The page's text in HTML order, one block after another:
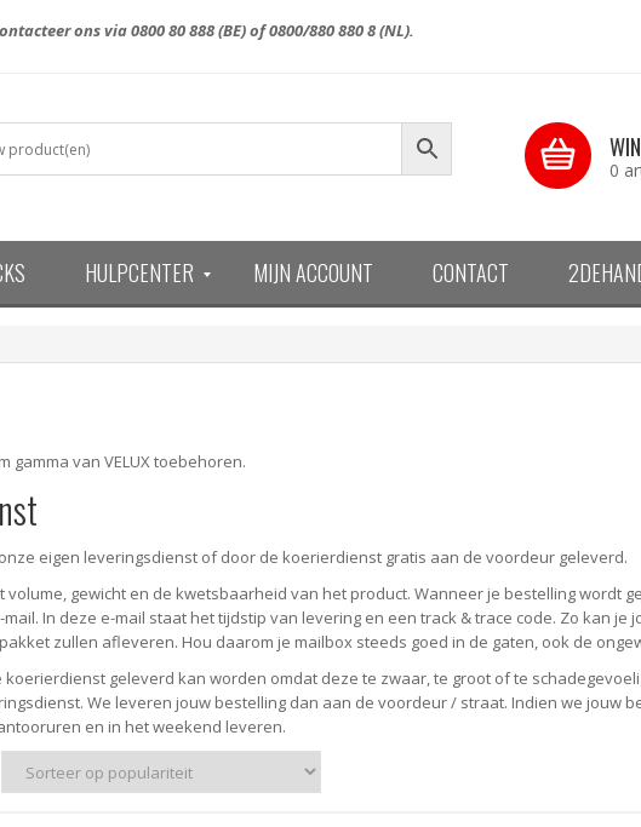
ons via0800 80 888(BE) of0800/880 880 8(NL).
0
HULPCENTER MIJN ACCOUNT CONTACT
van VELUX toebehoren.
eigen leveringsdienst of door de koerierdienst gratis aan de voordeur geleverd.
volume, gewicht en de kwetsbaarheid van het product. Wanneer je bestelling wordt
In deze e-mail staat het tijdstip van levering en een track & trace code. Zo kan je
zullen afleveren. Hou daarom je mailbox steeds goed in de gaten, ook de
geleverd kan worden omdat deze te zwaar, te groot of te
We leveren jouw bestelling dan aan de voordeur / straat. Indien we jouw
en in het weekend leveren.